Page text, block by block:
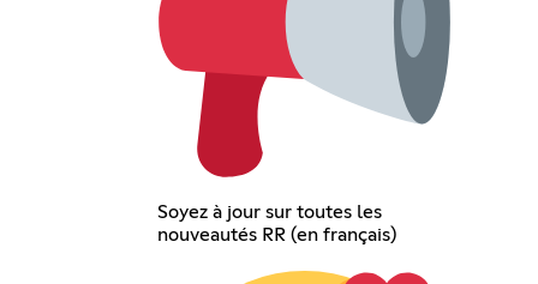
Soyez à jour sur toutes les
nouveautés RR (en français)